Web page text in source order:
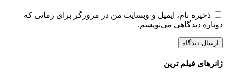
ذخیره نام، ایمیل و وبسایت من در مرورگر برای زمانی که
دوباره دیدگاهی می‌نویسم.
ژانرهای فیلم ترین